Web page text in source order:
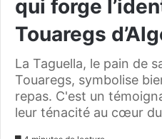
qui forge
Touaregs
La Taguella, le pain de
Touaregs, symbolise
repas. C'est un
leur ténacité au cœur